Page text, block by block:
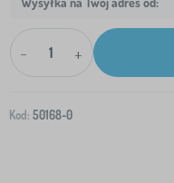
- +
Kod: 50168-0